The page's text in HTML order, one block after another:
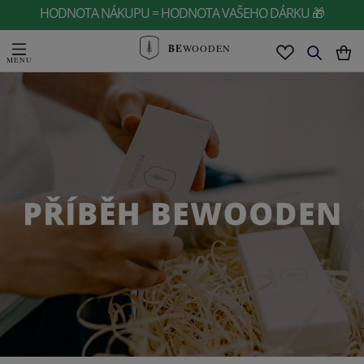
HODNOTA NÁKUPU = HODNOTA VAŠEHO DÁRKU 🎁
BEWOODEN